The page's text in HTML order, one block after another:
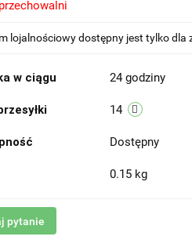
lojalnościowy dostępny jest tylko dla
w ciągu 24 godziny
14
Dostępny
0.15 kg
pytanie